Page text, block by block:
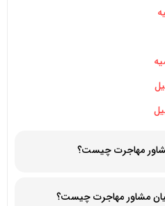
مهاجرت چیست؟
مشاور مهاجرت چیست؟